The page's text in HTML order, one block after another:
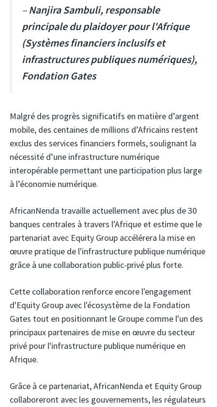
–Nanjira Sambuli, responsable
principale du plaidoyer pour l'Afrique
(Systèmes financiers inclusifs et
infrastructures publiques numériques),
Fondation Gates
Malgré des progrès significatifs en matière d’argent
mobile, des centaines de millions d’Africains restent
exclus des services financiers formels, soulignant la
nécessité d’une infrastructure numérique
interopérable permettant une participation plus large
à l’économie numérique.
AfricanNenda travaille actuellement avec plus de 30
banques centrales à travers l'Afrique et estime que le
partenariat avec Equity Group accélérera la mise en
œuvre pratique de l'infrastructure publique numérique
grâce à une collaboration public-privé plus forte.
Cette collaboration renforce encore l'engagement
d'Equity Group avec l'écosystème de la Fondation
Gates tout en positionnant le Groupe comme l'un des
principaux partenaires de mise en œuvre du secteur
privé pour l'infrastructure publique numérique en
Afrique.
Grâce à ce partenariat, AfricanNenda et Equity Group
collaboreront avec les gouvernements, les régulateurs